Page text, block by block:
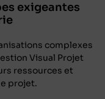
exigeantes
complexes
Visual Projet
ressources et
projet.